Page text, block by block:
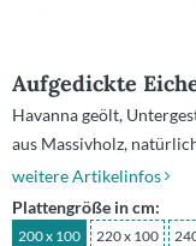
Impressionen
Mein
Beratungstermin
Aufgedickte
Havanna geölt
aus Massivholz
weitere Artikelinfos
Plattengröße in cm:
200 x 100 220 x 100